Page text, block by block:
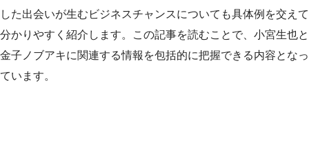
した出会いが生むビジネスチャンスについても具体例を交えて
分かりやすく紹介します。この記事を読むことで、小宮生也と
金子ノブアキに関連する情報を包括的に把握できる内容となっ
ています。